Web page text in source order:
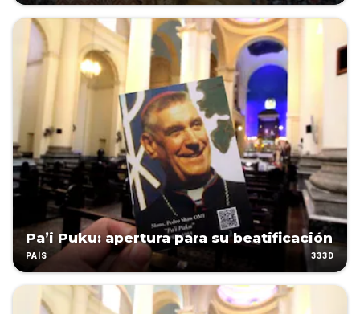
Pa’i Puku: apertura para su beatificación
PAÍS 333D